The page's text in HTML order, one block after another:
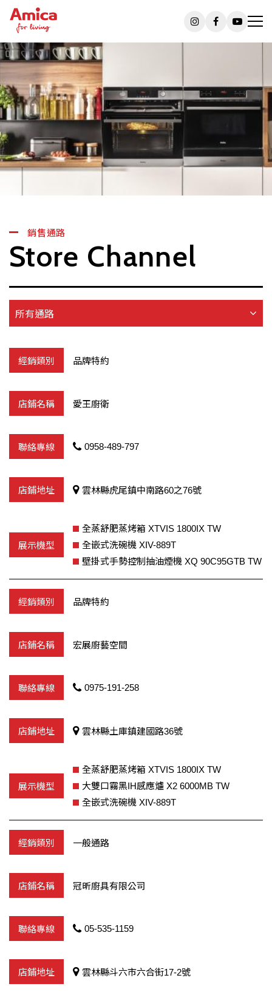
銷售通路
Store Channel
所有通路
品牌特約
愛王廚衛
0958-489-797
雲林縣虎尾鎮中南路60之76號
全蒸舒肥蒸烤箱 XTVIS 1800IX TW
全嵌式洗碗機 XIV-889T
壁掛式手勢控制抽油煙機 XQ 90C95GTB TW
品牌特約
宏展廚藝空間
0975-191-258
雲林縣土庫鎮建國路36號
全蒸舒肥蒸烤箱 XTVIS 1800IX TW
大雙口霧黑IH感應爐 X2 6000MB TW
全嵌式洗碗機 XIV-889T
一般通路
冠昕廚具有限公司
05-535-1159
雲林縣斗六市六合街17-2號